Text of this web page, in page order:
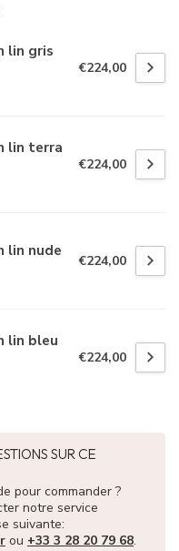
lin gris
€224,00
lin terra
€224,00
lin nude
€224,00
lin bleu
€224,00
SUR CE
pour commander ?
notre service
suivante:
ou +33 3 28 20 79 68.